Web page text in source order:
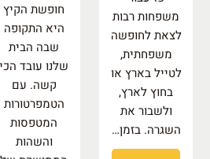
משפחות רבות
לצאת לחופשה
משפחתית,
לטייל בארץ או
בחוץ לארץ,
ולשבור את
השגרה. בזמן…
חופשת הקיץ
היא התקופה
שבה הבית
שלנו עובד הכי
קשה. עם
הטמפרטורות
המטפסות
והשהות